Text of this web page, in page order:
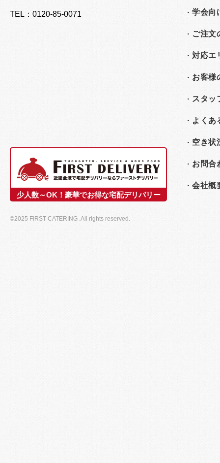
TEL：0120-85-0071
少人数～OK！豪華でお得な宅配デリバリー
©2025 FIRST CATERING .All rights reserved.
学会向
ご注文
対応エ
お客様
スタッ
よくあ
空き状
お問合
会社概